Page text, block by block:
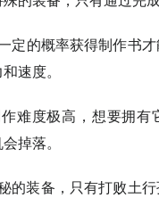
定的概率获得制作书
速度。
难度极高，想要拥有
掉落。
的装备，只有打败土